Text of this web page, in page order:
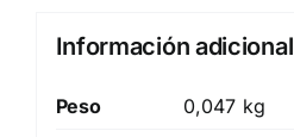
Información adicional
Peso
0,047 kg